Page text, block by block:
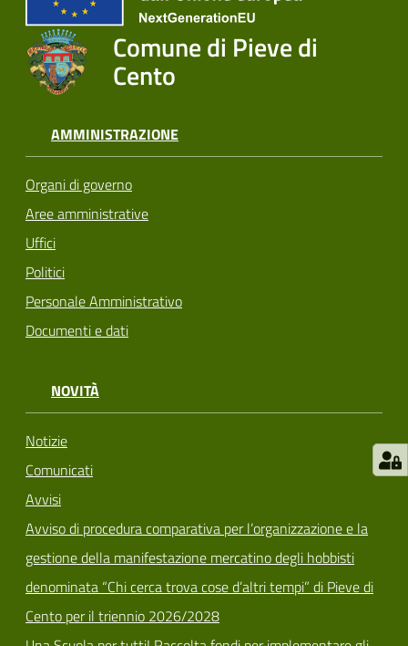
Comune di Pieve di
Cento
AMMINISTRAZIONE
Organi di governo
Aree amministrative
Uffici
Politici
Personale Amministrativo
Documenti e dati
NOVITÀ
Notizie
Comunicati
Avvisi
Avviso di procedura comparativa per l’organizzazione e la
gestione della manifestazione mercatino degli hobbisti
denominata “Chi cerca trova cose d’altri tempi” di Pieve di
Cento per il triennio 2026/2028